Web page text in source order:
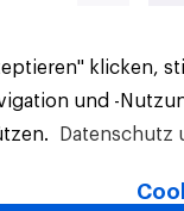
klicken,
und -
Datenschutz